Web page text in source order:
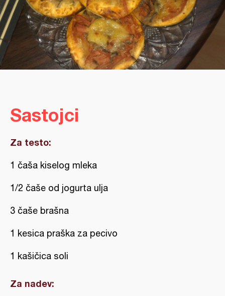
Sastojci
Za testo:
1 čaša kiselog mleka
1/2 čaše od jogurta ulja
3 čaše brašna
1 kesica praška za pecivo
1 kašičica soli
Za nadev: